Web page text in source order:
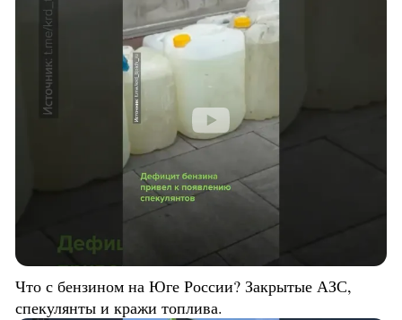
Что с бензином на Юге России? Закрытые АЗС,
спекулянты и кражи топлива.